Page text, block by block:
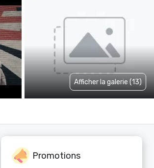
Afficher la galerie (13)
Promotions